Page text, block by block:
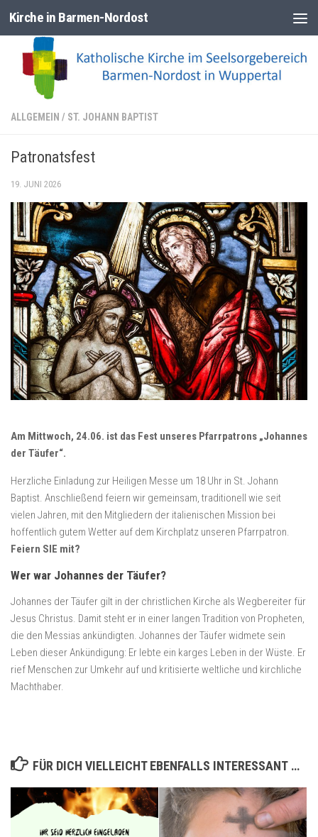
Zum Inhalt springen
Kirche in Barmen-Nordost
ALLGEMEIN / ST. JOHANN BAPTIST
Patronatsfest
19. JUNI 2026
Am Mittwoch, 24.06. ist das Fest unseres Pfarrpatrons „Johannes
der Täufer“.
Herzliche Einladung zur Heiligen Messe um 18 Uhr in St. Johann
Baptist. Anschließend feiern wir gemeinsam, traditionell wie seit
vielen Jahren, mit den Mitgliedern der italienischen Mission bei
hoffentlich gutem Wetter auf dem Kirchplatz unseren Pfarrpatron.
Feiern SIE mit?
Wer war Johannes der Täufer?
Johannes der Täufer gilt in der christlichen Kirche als Wegbereiter für
Jesus Christus. Damit steht er in einer langen Tradition von Propheten,
die den Messias ankündigten. Johannes der Täufer widmete sein
Leben dieser Ankündigung: Er lebte ein karges Leben in der Wüste. Er
rief Menschen zur Umkehr auf und kritisierte weltliche und kirchliche
Machthaber.
FÜR DICH VIELLEICHT EBENFALLS INTERESSANT …